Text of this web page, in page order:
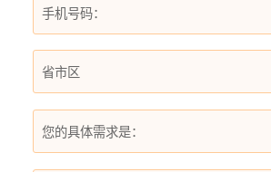
您的具体需求是：